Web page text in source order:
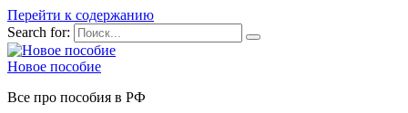
Перейти к содержанию
Search for:
Новое пособие
Все про пособия в РФ